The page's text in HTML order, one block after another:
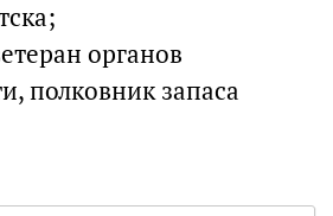
органов
полковник запаса